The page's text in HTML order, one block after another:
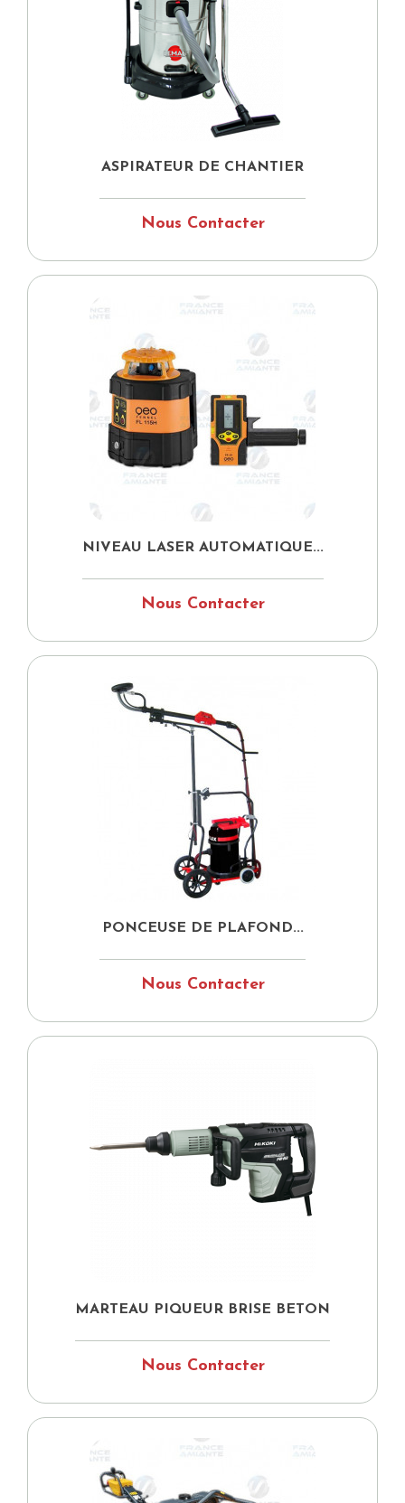
ASPIRATEUR DE CHANTIER
Nous Contacter
NIVEAU LASER AUTOMATIQUE...
Nous Contacter
PONCEUSE DE PLAFOND...
Nous Contacter
MARTEAU PIQUEUR BRISE BETON
Nous Contacter